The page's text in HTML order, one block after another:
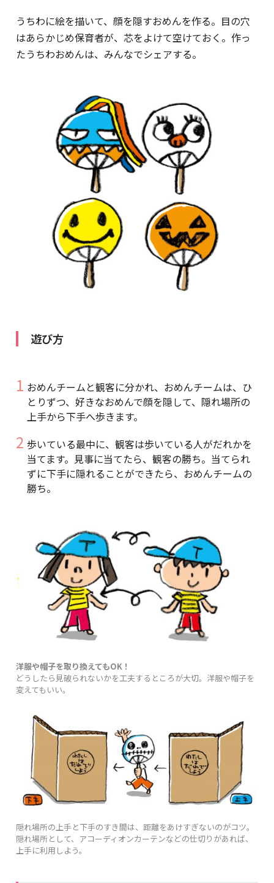
うちわに絵を描いて、顔を隠すおめんを作る。目の穴
はあらかじめ保育者が、芯をよけて空けておく。作っ
たうちわおめんは、みんなでシェアする。
遊び方
おめんチームと観客に分かれ、おめんチームは、ひ
とりずつ、好きなおめんで顔を隠して、隠れ場所の
上手から下手へ歩きます。
歩いている最中に、観客は歩いている人がだれかを
当てます。見事に当てたら、観客の勝ち。当てられ
ずに下手に隠れることができたら、おめんチームの
勝ち。
洋服や帽子を取り換えてもOK！
どうしたら見破られないかを工夫するところが大切。洋服や帽子を
変えてもいい。
隠れ場所の上手と下手のすき間は、距離をあけすぎないのがコツ。
隠れ場所として、アコーディオンカーテンなどの仕切りがあれば、
上手に利用しよう。